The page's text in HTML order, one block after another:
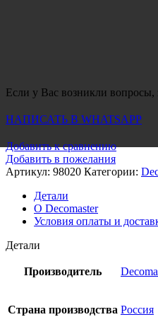
Если у Вас возникли вопросы,
НАПИСАТЬ В WHATSAPP
Добавить к сравнению
Добавить в пожелания
Артикул: 98020 Категории:
Детали
О Decomaster
Условия оплаты и
Детали
Производитель
Страна производства Россия